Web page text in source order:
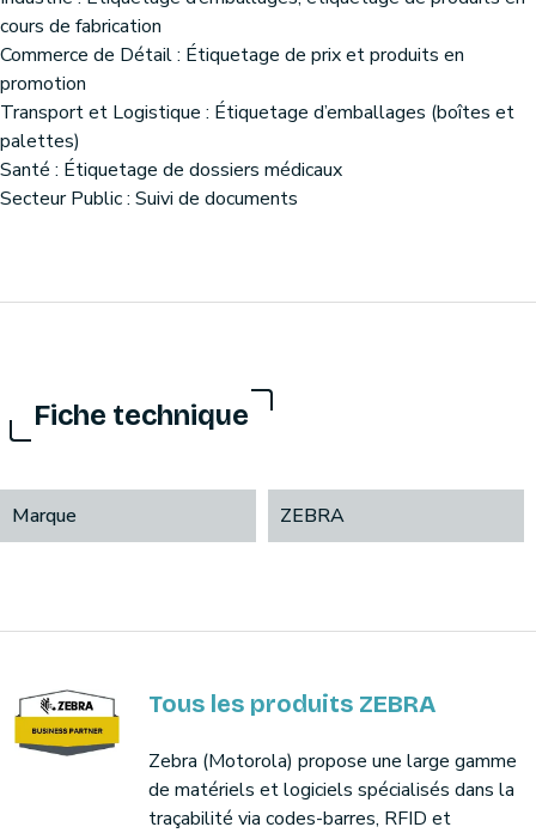
cours de fabrication
Commerce de Détail : Étiquetage de prix et produits en
promotion
Transport et Logistique : Étiquetage d’emballages (boîtes et
palettes)
Santé : Étiquetage de dossiers médicaux
Secteur Public : Suivi de documents
Fiche technique
Marque ZEBRA
Tous les produits ZEBRA
Zebra (Motorola) propose une large gamme
de matériels et logiciels spécialisés dans la
traçabilité via codes-barres, RFID et